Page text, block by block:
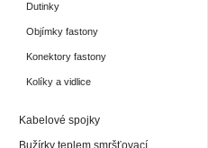
Dutinky
Objímky fastony
Konektory fastony
Kolíky a vidlice
Kabelové spojky
Bužírky teplem smršťovací